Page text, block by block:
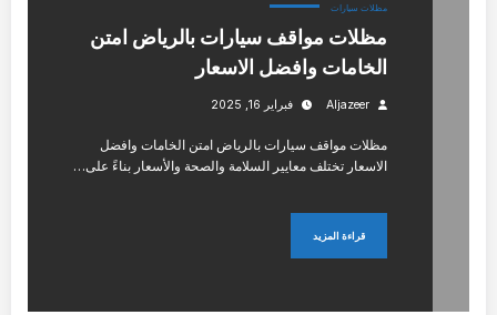
مظلات سيارات
مظلات مواقف سيارات بالرياض امتن
الخامات وافضل الاسعار
Aljazeer فبراير 16, 2025
مظلات مواقف سيارات بالرياض امتن الخامات وافضل
الاسعار تختلف معايير السلامة والصحة والأسعار بناءً على…
قراءة المزيد